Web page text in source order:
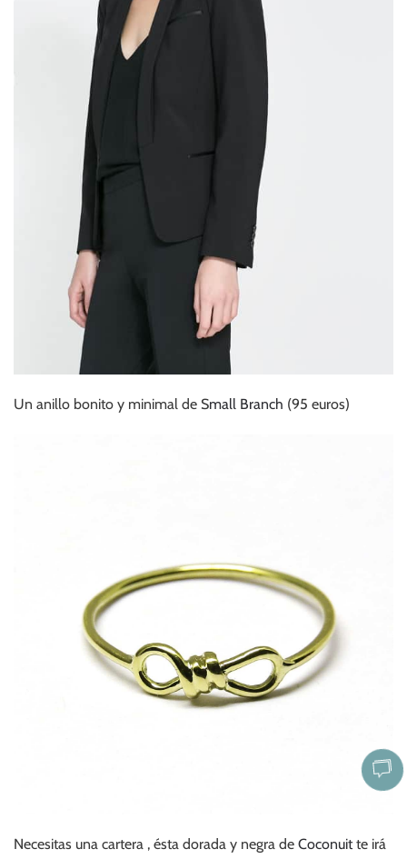
Un anillo bonito y minimal de Small Branch (95 euros)
Necesitas una cartera , ésta dorada y negra de Coconuitte irá